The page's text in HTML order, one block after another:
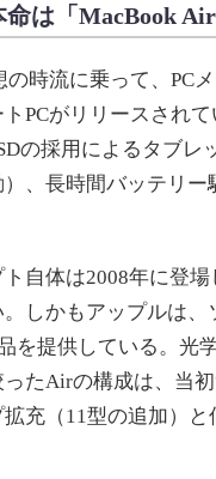
は「MacBook
時流に乗って、PC
PCがリリースされて
の採用によるタブレ
、長時間バッテリー
自体は2008年に登場
しかもアップルは
を提供している。光
たAirの構成は、当
充（11型の追加）